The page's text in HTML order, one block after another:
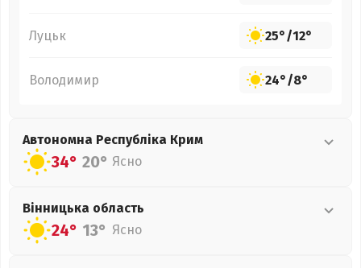
Луцьк 25°/12°
Володимир 24°/8°
Автономна Республіка Крим
34° 20° Ясно
Вінницька область
24° 13° Ясно